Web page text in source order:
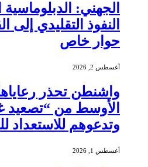
الجهني:
النفوذ التقليدي إلى
حوار خاص
أغسطس 2, 2026
واشنطن تحذر
الأوسط من “تصعيد
وتدعوهم للاستعداد
أغسطس 1, 2026